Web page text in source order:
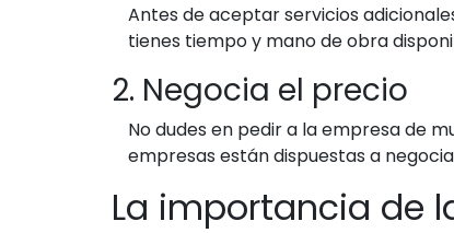
Antes de aceptar servicios
tienes tiempo y mano de obra
2. Negocia el precio
No dudes en pedir a la empresa de
empresas están dispuestas a
La importancia de